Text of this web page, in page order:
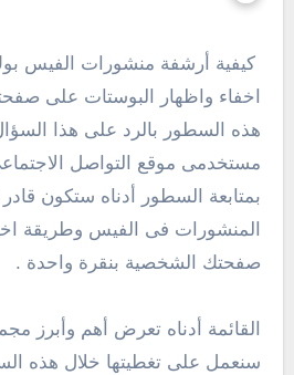
كيفية أرشفة منشورات الفيس بوك حتى تتمكن من
اخفاء واظهار البوستات على
هذه السطور بالرد على هذا
مستخدمى موقع التواصل
بمتابعة السطور أدناه ستكون
المنشورات فى الفيس وطريقة
صفحتك الشخصية بنقرة واحدة .
القائمة أدناه تعرض أهم وأبرز
سنعمل على تغطيتها خلال هذه